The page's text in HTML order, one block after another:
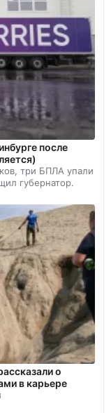
после
три БПЛА упали
губернатор.
о
в карьере